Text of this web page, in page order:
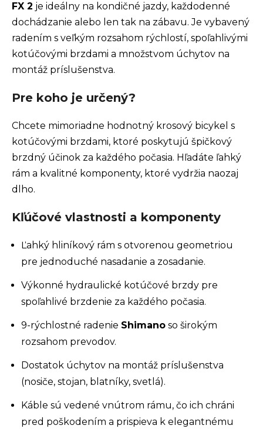
FX 2 je ideálny na kondičné jazdy, každodenné
dochádzanie alebo len tak na zábavu. Je vybavený
radením s veľkým rozsahom rýchlostí, spoľahlivými
kotúčovými brzdami a množstvom úchytov na
montáž príslušenstva.
Pre koho je určený?
Chcete mimoriadne hodnotný krosový bicykel s
kotúčovými brzdami, ktoré poskytujú špičkový
brzdný účinok za každého počasia. Hľadáte ľahký
rám a kvalitné komponenty, ktoré vydržia naozaj
dlho.
Kľúčové vlastnosti a komponenty
Ľahký hliníkový rám s otvorenou geometriou
pre jednoduché nasadanie a zosadanie.
Výkonné hydraulické kotúčové brzdy pre
spoľahlivé brzdenie za každého počasia.
9-rýchlostné radenie Shimano so širokým
rozsahom prevodov.
Dostatok úchytov na montáž príslušenstva
(nosiče, stojan, blatníky, svetlá).
Káble sú vedené vnútrom rámu, čo ich chráni
pred poškodením a prispieva k elegantnému